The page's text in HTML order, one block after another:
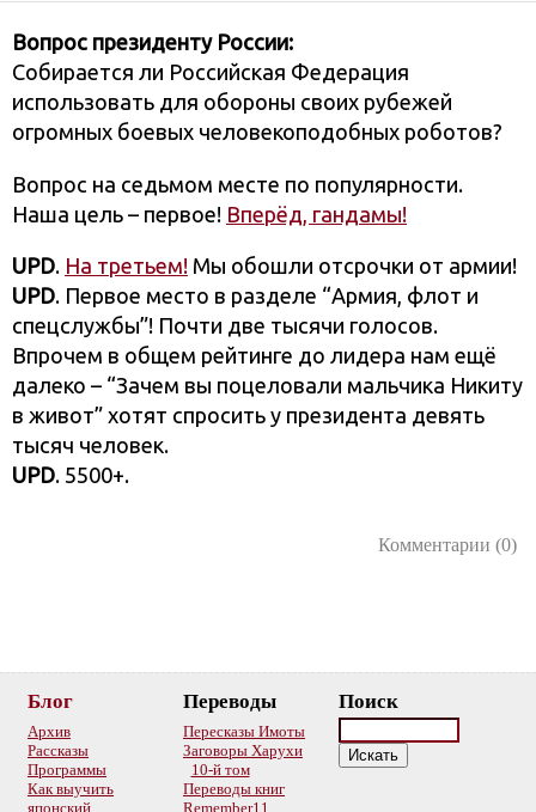
Вопрос президенту России:
Собирается ли Российская Федерация
использовать для обороны своих рубежей
огромных боевых человекоподобных роботов?
Вопрос на седьмом месте по популярности.
Наша цель – первое! Вперёд, гандамы!
UPD. На третьем! Мы обошли отсрочки от армии!
UPD. Первое место в разделе “Армия, флот и
спецслужбы”! Почти две тысячи голосов.
Впрочем в общем рейтинге до лидера нам ещё
далеко – “Зачем вы поцеловали мальчика Никиту
в живот” хотят спросить у президента девять
тысяч человек.
UPD. 5500+.
Комментарии (0)
Блог
Архив
Рассказы
Программы
Как выучить
японский
Переводы
Пересказы Имоты
Заговоры Харухи
10-й том
Переводы книг
Remember11
Поиск